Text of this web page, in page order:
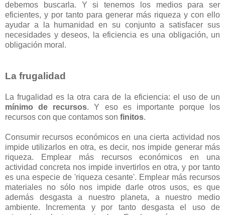
debemos buscarla. Y si tenemos los medios para ser
eficientes, y por tanto para generar más riqueza y con ello
ayudar a la humanidad en su conjunto a satisfacer sus
necesidades y deseos, la eficiencia es una obligación, un
obligación moral.
La frugalidad
La frugalidad es la otra cara de la eficiencia: el uso de un
mínimo de recursos. Y eso es importante porque los
recursos con que contamos son finitos.
Consumir recursos económicos en una cierta actividad nos
impide utilizarlos en otra, es decir, nos impide generar más
riqueza. Emplear más recursos económicos en una
actividad concreta nos impide invertirlos en otra, y por tanto
es una especie de 'riqueza cesante'. Emplear más recursos
materiales no sólo nos impide darle otros usos, es que
además desgasta a nuestro planeta, a nuestro medio
ambiente. Incrementa y por tanto desgasta el uso de